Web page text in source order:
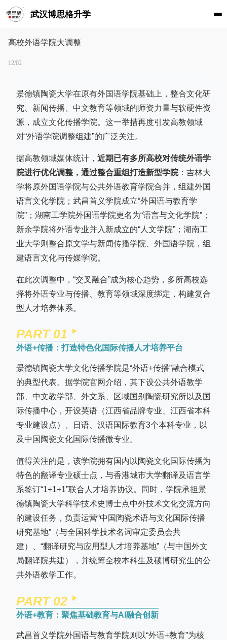
武汉博思格升学
高校外语学院大调整
12/02
景德镇陶瓷大学在原有外国语学院基础上，整合文化研
究、新闻传播、中文教育等领域的师资力量与软硬件资
源，成立文化传播学院。这一举措再度引发高教领域
对“外语学院调整组建”的广泛关注。
据高教领域媒体统计， 近期已有多所高校对传统外语学
院进行优化调整，通过整合重组打造新型学院：吉林大
学将原外国语学院与公共外语教育学院合并，组建外国
语言文化学院；武昌首义学院成立“外国语与教育学
院”； 湖南工学院外国语学院更名为“语言与文化学院”；
新余学院将外语专业并入新成立的“人文学院”；湖南工
业大学则整合原文学与新闻传播学院、外国语学院，组
建语言文化与传媒学院。
在此次调整中，“交叉融合”成为核心趋势，多所高校选
择将外语专业与传播、教育等领域深度绑定，构建复合
型人才培养体系。
PART 01
外语+传播：打造特色化国际传播人才培养平台
景德镇陶瓷大学文化传播学院是“外语+传播”融合模式
的典型代表。据学院官网介绍，其下设公共外语教学
部、中文教学部、外文系、区域国别陶瓷研究所以及国
际传播中心，开设英语（江西省品牌专业、江西省本科
专业建设点）、日语、汉语国际教育3个本科专业，以
及中国陶瓷文化国际传播微专业。
值得关注的是，该学院拥有国内以陶瓷文化国际传播为
特色的翻译专业硕士点，与香港城市大学翻译及语言学
系签订“1+1+1”联合人才培养协议。同时，学院承担景
德镇陶瓷大学科学技术史博士点中外技术文化交流方向
的建设任务，负责运营“中国陶瓷术语与文化国际传播
研究基地”（与全国科学技术名词审定委员会共
建）、“翻译研究与应用型人才培养基地”（与中国外文
局翻译院共建），并统筹全校本科生及硕博研究生的公
共外语教学工作。
PART 02
外语+教育：聚焦基础教育与AI融合创新
武昌首义学院外国语与教育学院则以“外语+教育”为核